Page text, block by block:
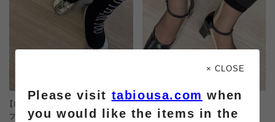
【KOZUE AKIMOTO×Tabio】足袋
フロントロゴソックス
× CLOSE
Please visit tabiousa.com when
you would like the items in the